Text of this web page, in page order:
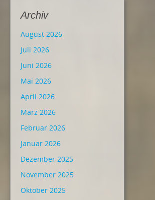
Archiv
August 2026
Juli 2026
Juni 2026
Mai 2026
April 2026
März 2026
Februar 2026
Januar 2026
Dezember 2025
November 2025
Oktober 2025